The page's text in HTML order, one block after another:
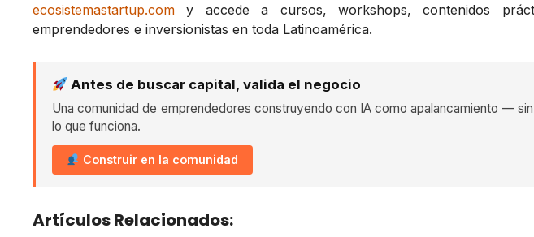
ecosistemastartup.com y accede a cursos, workshops, contenidos
emprendedores e inversionistas en toda Latinoamérica.
Antes de buscar capital, valida el negocio
Una comunidad de emprendedores construyendo con IA como apalancamiento —
lo que funciona.
Construir en la comunidad
Artículos Relacionados: